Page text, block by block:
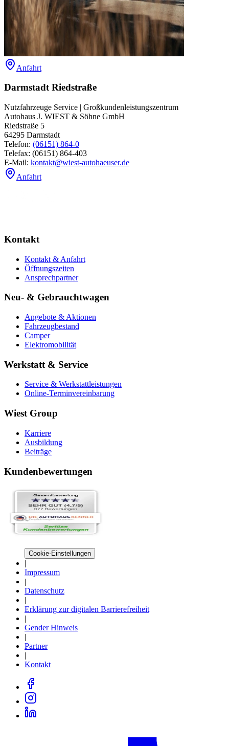
Anfahrt
Darmstadt Riedstraße
Nutzfahrzeuge Service | Großkundenleistungszentrum
Autohaus J. WIEST & Söhne GmbH
Riedstraße 5
64295 Darmstadt
Telefon: (06151) 864-0
Telefax: (06151) 864-403
E-Mail: kontakt@wiest-autohaeuser.de
Anfahrt
Kontakt
Kontakt & Anfahrt
Öffnungszeiten
Ansprechpartner
Neu- & Gebrauchtwagen
Angebote & Aktionen
Fahrzeugbestand
Camper
Elektromobilität
Werkstatt & Service
Service & Werkstattleistungen
Online-Terminvereinbarung
Wiest Group
Karriere
Ausbildung
Beiträge
Kundenbewertungen
Cookie-Einstellungen
|
Impressum
|
Datenschutz
|
Erklärung zur digitalen Barrierefreiheit
|
Gender Hinweis
|
Partner
|
Kontakt